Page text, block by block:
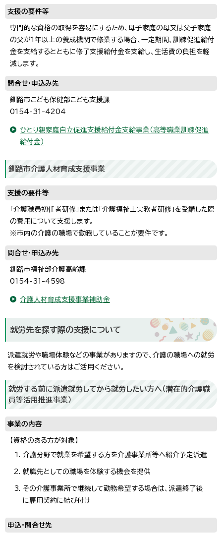
支援の要件等
専門的な資格の取得を容易にするため、母子家庭の母又は父子家庭
の父が1年以上の養成機関で修業する場合、一定期間、訓練促進給付
金を支給するとともに修了支援給付金を支給し、生活費の負担を軽
減します。
問合せ・申込み先
釧路市こども保健部こども支援課
0154-31-4204
ひとり親家庭自立促進支援給付金支給事業（高等職業訓練促進
給付金）
釧路市介護人材育成支援事業
支援の要件等
「介護職員初任者研修」または「介護福祉士実務者研修」を受講した際
の費用について支援します。
※市内の介護の職場で勤務していることが要件です。
問合せ・申込み先
釧路市福祉部介護高齢課
0154-31-4598
介護人材育成支援事業補助金
就労先を探す際の支援について
派遣就労や職場体験などの事業がありますので、介護の職場への就労
を検討されている方はご活用ください。
就労する前に派遣就労してから就労したい方へ（潜在的介護職
員等活用推進事業）
事業の内容
【資格のある方が対象】
介護分野で就業を希望する方を介護事業所等へ紹介予定派遣
就職先としての職場を体験する機会を提供
その介護事業所で継続して勤務希望する場合は、派遣終了後
に雇用契約に結び付け
申込・問合せ先